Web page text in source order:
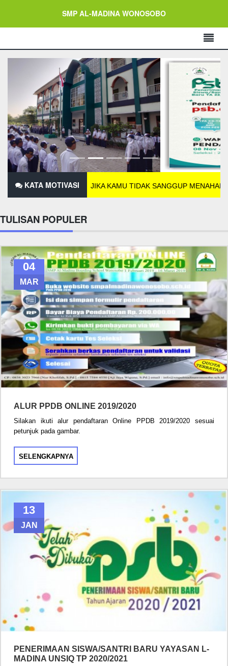
SMP AL-MADINA WONOSOBO
KATA MOTIVASI
JIKA KAMU TIDAK SANGGUP MENAHAN LELAHNYA
TULISAN POPULER
04
MAR
ALUR PPDB ONLINE 2019/2020
Silakan ikuti alur pendaftaran Online PPDB 2019/2020 sesuai
petunjuk pada gambar.
SELENGKAPNYA
13
JAN
PENERIMAAN SISWA/SANTRI BARU YAYASAN L-
MADINA UNSIQ TP 2020/2021